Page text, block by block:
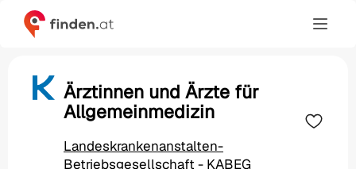
Ärztinnen und Ärzte für
Allgemeinmedizin
Landeskrankenanstalten-
Betriebsgesellschaft - KABEG